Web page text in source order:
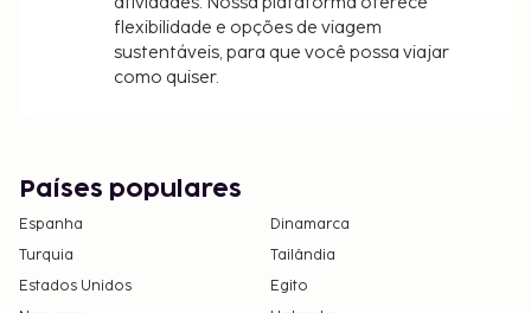
flexibilidade e opções de viagem
sustentáveis, para que você possa viajar
como quiser.
Países populares
Espanha
Dinamarca
Turquia
Tailândia
Estados Unidos
Egito